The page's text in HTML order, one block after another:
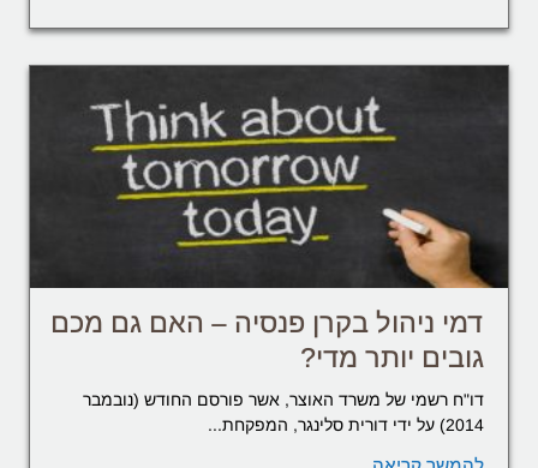
דמי ניהול בקרן פנסיה – האם גם מכם
גובים יותר מדי?
דו"ח רשמי של משרד האוצר, אשר פורסם החודש (נובמבר
2014) על ידי דורית סלינגר, המפקחת...